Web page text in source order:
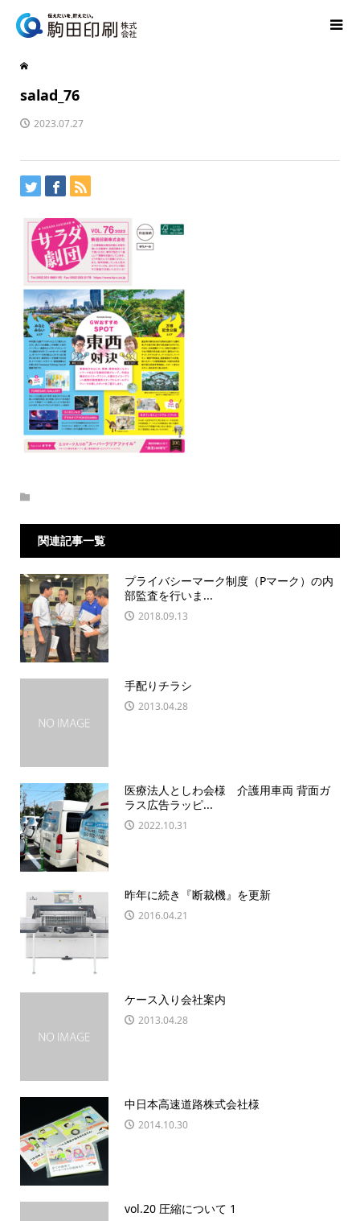
salad_76
2023.07.27
関連記事一覧
プライバシーマーク制度（Pマーク）の内
部監査を行いま...
2018.09.13
手配りチラシ
2013.04.28
医療法人としわ会様 介護用車両 背面ガ
ラス広告ラッピ...
2022.10.31
昨年に続き『断裁機』を更新
2016.04.21
ケース入り会社案内
2013.04.28
中日本高速道路株式会社様
2014.10.30
vol.20 圧縮について 1